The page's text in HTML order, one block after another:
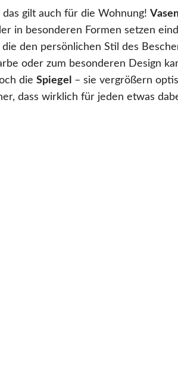
das gilt auch für die Wohnung!
in besonderen Formen setzen
die den persönlichen Stil des
oder zum besonderen Design
die Spiegel
– sie vergrößern
dass wirklich für jeden etwas